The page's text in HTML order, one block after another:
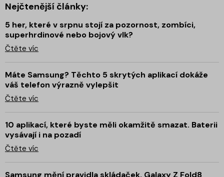
Nejčtenější články:
5 her, které v srpnu stojí za pozornost, zombíci,
superhrdinové nebo bojový vlk?
Čtěte víc
Máte Samsung? Těchto 5 skrytých aplikací dokáže
váš telefon výrazně vylepšit
Čtěte víc
10 aplikací, které byste měli okamžitě smazat. Baterii
vysávají i na pozadí
Čtěte víc
Samsung mění pravidla skládaček. Galaxy Z Fold8